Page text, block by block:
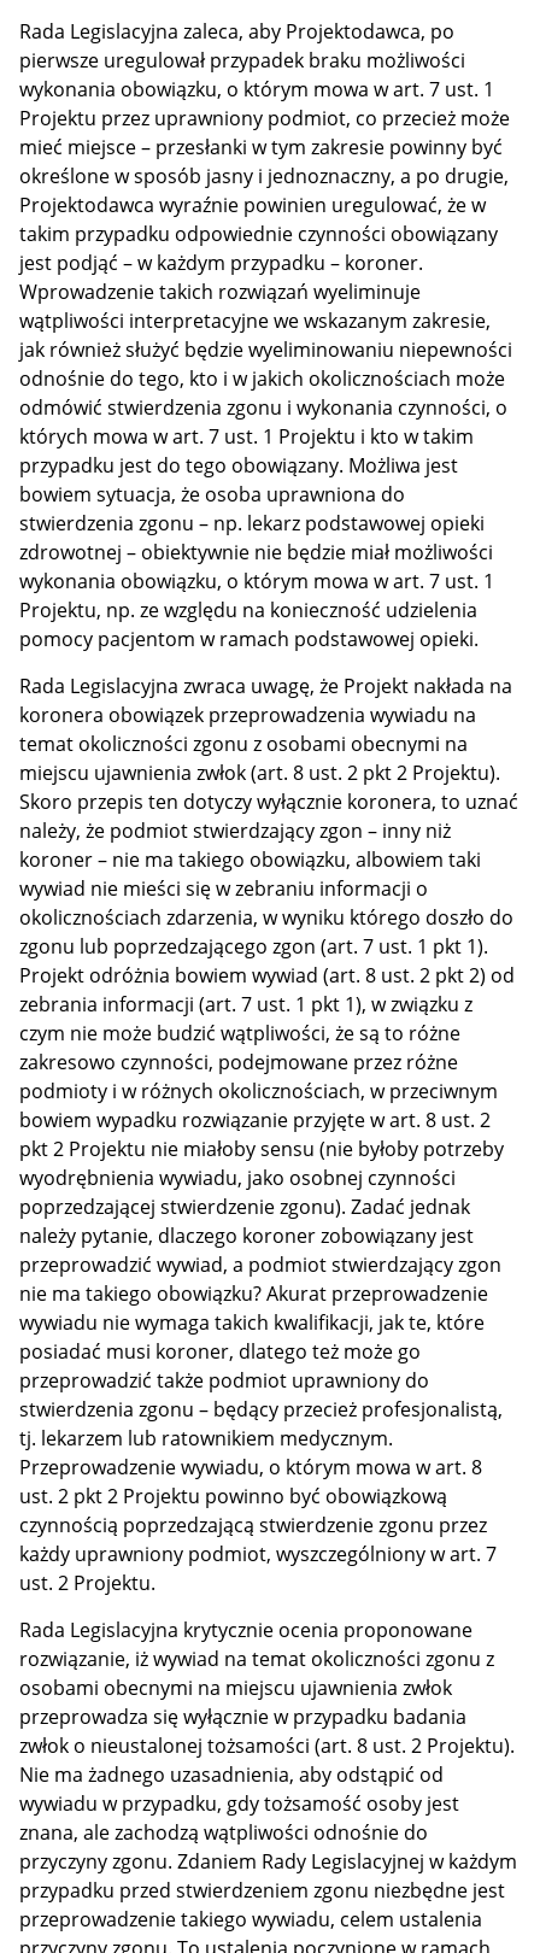
Rada Legislacyjna zaleca, aby Projektodawca, po
pierwsze uregulował przypadek braku możliwości
wykonania obowiązku, o którym mowa w art. 7 ust. 1
Projektu przez uprawniony podmiot, co przecież może
mieć miejsce – przesłanki w tym zakresie powinny być
określone w sposób jasny i jednoznaczny, a po drugie,
Projektodawca wyraźnie powinien uregulować, że w
takim przypadku odpowiednie czynności obowiązany
jest podjąć – w każdym przypadku – koroner.
Wprowadzenie takich rozwiązań wyeliminuje
wątpliwości interpretacyjne we wskazanym zakresie,
jak również służyć będzie wyeliminowaniu niepewności
odnośnie do tego, kto i w jakich okolicznościach może
odmówić stwierdzenia zgonu i wykonania czynności, o
których mowa w art. 7 ust. 1 Projektu i kto w takim
przypadku jest do tego obowiązany. Możliwa jest
bowiem sytuacja, że osoba uprawniona do
stwierdzenia zgonu – np. lekarz podstawowej opieki
zdrowotnej – obiektywnie nie będzie miał możliwości
wykonania obowiązku, o którym mowa w art. 7 ust. 1
Projektu, np. ze względu na konieczność udzielenia
pomocy pacjentom w ramach podstawowej opieki.
Rada Legislacyjna zwraca uwagę, że Projekt nakłada na
koronera obowiązek przeprowadzenia wywiadu na
temat okoliczności zgonu z osobami obecnymi na
miejscu ujawnienia zwłok (art. 8 ust. 2 pkt 2 Projektu).
Skoro przepis ten dotyczy wyłącznie koronera, to uznać
należy, że podmiot stwierdzający zgon – inny niż
koroner – nie ma takiego obowiązku, albowiem taki
wywiad nie mieści się w zebraniu informacji o
okolicznościach zdarzenia, w wyniku którego doszło do
zgonu lub poprzedzającego zgon (art. 7 ust. 1 pkt 1).
Projekt odróżnia bowiem wywiad (art. 8 ust. 2 pkt 2) od
zebrania informacji (art. 7 ust. 1 pkt 1), w związku z
czym nie może budzić wątpliwości, że są to różne
zakresowo czynności, podejmowane przez różne
podmioty i w różnych okolicznościach, w przeciwnym
bowiem wypadku rozwiązanie przyjęte w art. 8 ust. 2
pkt 2 Projektu nie miałoby sensu (nie byłoby potrzeby
wyodrębnienia wywiadu, jako osobnej czynności
poprzedzającej stwierdzenie zgonu). Zadać jednak
należy pytanie, dlaczego koroner zobowiązany jest
przeprowadzić wywiad, a podmiot stwierdzający zgon
nie ma takiego obowiązku? Akurat przeprowadzenie
wywiadu nie wymaga takich kwalifikacji, jak te, które
posiadać musi koroner, dlatego też może go
przeprowadzić także podmiot uprawniony do
stwierdzenia zgonu – będący przecież profesjonalistą,
tj. lekarzem lub ratownikiem medycznym.
Przeprowadzenie wywiadu, o którym mowa w art. 8
ust. 2 pkt 2 Projektu powinno być obowiązkową
czynnością poprzedzającą stwierdzenie zgonu przez
każdy uprawniony podmiot, wyszczególniony w art. 7
ust. 2 Projektu.
Rada Legislacyjna krytycznie ocenia proponowane
rozwiązanie, iż wywiad na temat okoliczności zgonu z
osobami obecnymi na miejscu ujawnienia zwłok
przeprowadza się wyłącznie w przypadku badania
zwłok o nieustalonej tożsamości (art. 8 ust. 2 Projektu).
Nie ma żadnego uzasadnienia, aby odstąpić od
wywiadu w przypadku, gdy tożsamość osoby jest
znana, ale zachodzą wątpliwości odnośnie do
przyczyny zgonu. Zdaniem Rady Legislacyjnej w każdym
przypadku przed stwierdzeniem zgonu niezbędne jest
przeprowadzenie takiego wywiadu, celem ustalenia